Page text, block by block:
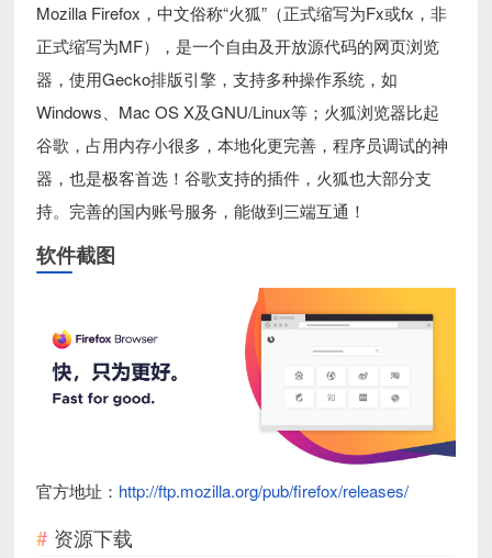
Mozilla Firefox，中文俗称“火狐”（正式缩写为Fx或fx，非
正式缩写为MF），是一个自由及开放源代码的网页浏览
器，使用Gecko排版引擎，支持多种操作系统，如
Windows、Mac OS X及GNU/Linux等；火狐浏览器比起
谷歌，占用内存小很多，本地化更完善，程序员调试的神
器，也是极客首选！谷歌支持的插件，火狐也大部分支
持。完善的国内账号服务，能做到三端互通！
软件截图
官方地址： http://ftp.mozilla.org/pub/firefox/releases/
资源下载